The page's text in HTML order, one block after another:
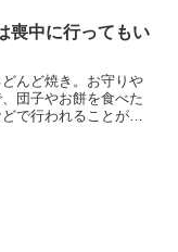
喪中に行ってもい
んど焼き。お守りや
団子やお餅を食べた
で行われることが多